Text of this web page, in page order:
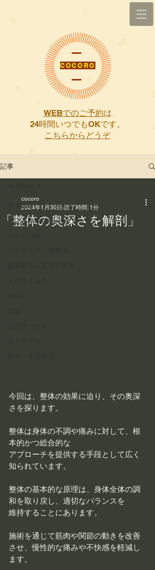
COCORO
WEBでのご予約は
​24時間いつでもOKです。
こちらからどうぞ
記事
All Posts
こころ整体の紹介
「整体の奥深さを解剖」
cocoro
2024年1月30日 読了時間: 1分
今回は、整体の効果に迫り、その奥深
さを探ります。
整体は身体の不調や痛みに対して、根
本的かつ総合的な
アプローチを提供する手段として広く
知られています。
整体の基本的な原理は、身体全体の調
和を取り戻し、適切なバランスを
維持することにあります。
施術を通じて筋肉や関節の動きを改善
させ、慢性的な痛みや不快感を軽減し
ます。